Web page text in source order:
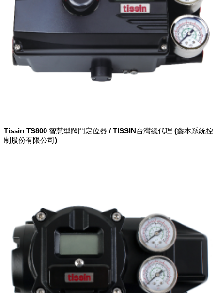
Tissin TS800 智慧型閥門定位器 / TISSIN台灣總代理 (鑫本系統控
制股份有限公司)